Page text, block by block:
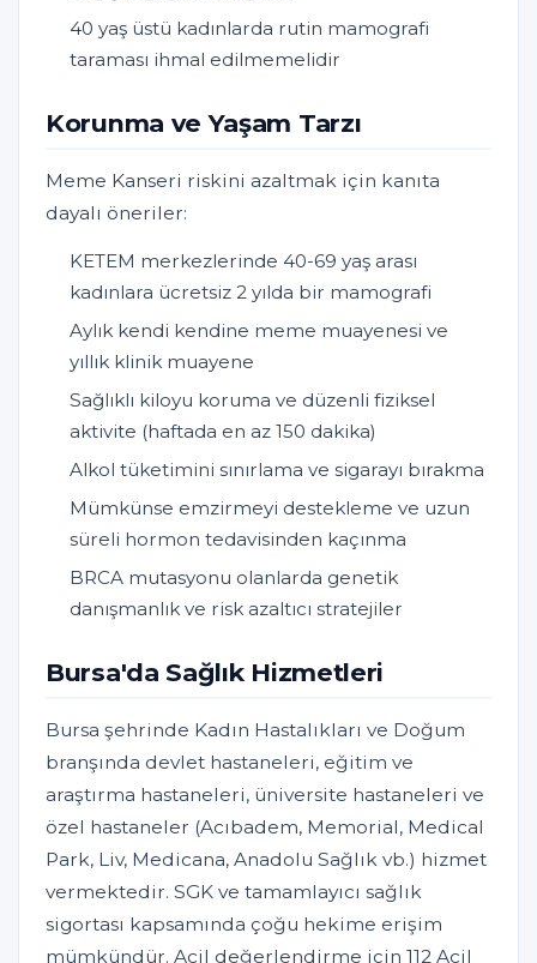
40 yaş üstü kadınlarda rutin mamografi
taraması ihmal edilmemelidir
Korunma ve Yaşam Tarzı
Meme Kanseri riskini azaltmak için kanıta
dayalı öneriler:
KETEM merkezlerinde 40-69 yaş arası
kadınlara ücretsiz 2 yılda bir mamografi
Aylık kendi kendine meme muayenesi ve
yıllık klinik muayene
Sağlıklı kiloyu koruma ve düzenli fiziksel
aktivite (haftada en az 150 dakika)
Alkol tüketimini sınırlama ve sigarayı bırakma
Mümkünse emzirmeyi destekleme ve uzun
süreli hormon tedavisinden kaçınma
BRCA mutasyonu olanlarda genetik
danışmanlık ve risk azaltıcı stratejiler
Bursa'da Sağlık Hizmetleri
Bursa şehrinde Kadın Hastalıkları ve Doğum
branşında devlet hastaneleri, eğitim ve
araştırma hastaneleri, üniversite hastaneleri ve
özel hastaneler (Acıbadem, Memorial, Medical
Park, Liv, Medicana, Anadolu Sağlık vb.) hizmet
vermektedir. SGK ve tamamlayıcı sağlık
sigortası kapsamında çoğu hekime erişim
mümkündür. Acil değerlendirme için 112 Acil